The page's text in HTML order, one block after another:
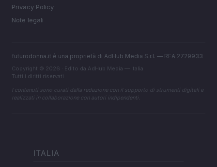
Privacy Policy
Note legali
futurodonna.it è una proprietà di AdHub Media S.r.l. — REA 2729933
Copyright © 2026 · Edito da AdHub Media — Italia
Tutti i diritti riservati
I contenuti sono curati dalla redazione con il supporto di strumenti digitali e
realizzati in collaborazione con autori indipendenti.
ITALIA